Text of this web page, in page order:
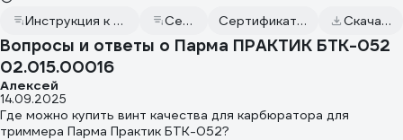
Инструкция к Парма ПРАКТИК БТК-052 02.015.00016 Сертификат дилера Сертификат соответствия от 2022.09.02 Скачать всю документацию
Вопросы и ответы о Парма ПРАКТИК БТК-052
02.015.00016
Алексей
14.09.2025
Где можно купить винт качества для карбюратора для
триммера Парма Практик БТК-052?